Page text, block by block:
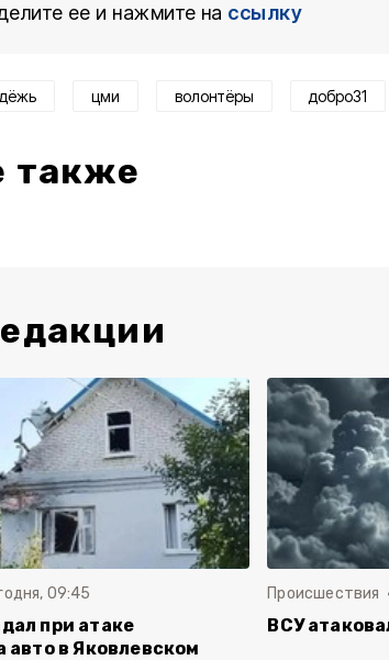
ее и нажмите на ссылку
цми волонтёры добро31
также
09:45
при атаке
авто в Яковлевском
Происшествия
ВСУ